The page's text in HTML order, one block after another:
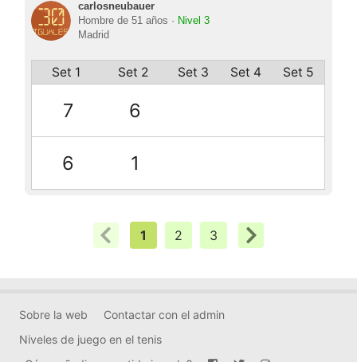
carlosneubauer
Hombre de 51 años · Nivel 3
Madrid
Set 1 Set 2 Set 3 Set 4 Set 5
7 6
6 1
1 2 3
Sobre la web
Contactar con el admin
Niveles de juego en el tenis